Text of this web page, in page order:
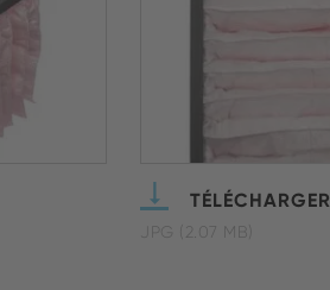
JPG (2.07 MB)